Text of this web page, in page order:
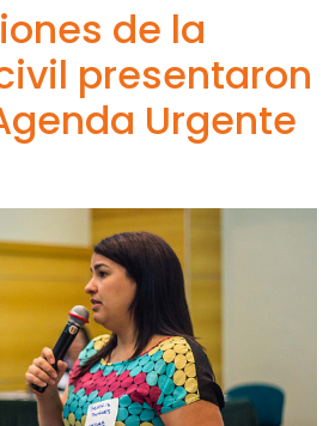
de la
presentaron
Urgente